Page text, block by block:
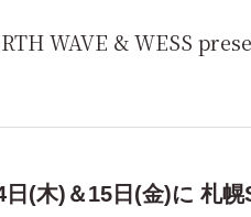
WAVE & WESS
日(木)＆15日(金)に 札